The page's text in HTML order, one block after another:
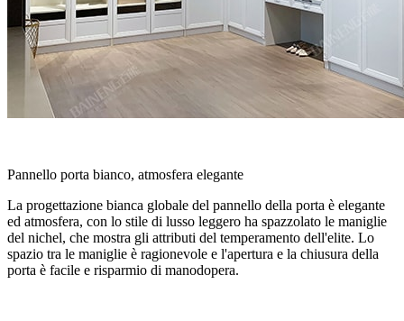
Pannello porta bianco, atmosfera elegante
La progettazione bianca globale del pannello della porta è elegante
ed atmosfera, con lo stile di lusso leggero ha spazzolato le maniglie
del nichel, che mostra gli attributi del temperamento dell'elite. Lo
spazio tra le maniglie è ragionevole e l'apertura e la chiusura della
porta è facile e risparmio di manodopera.